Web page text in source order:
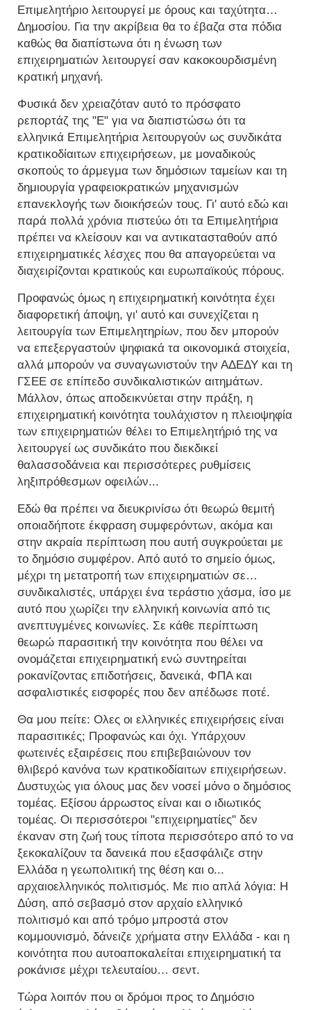
Επιμελητήριο λειτουργεί με όρους και ταχύτητα…
Δημοσίου. Για την ακρίβεια θα το έβαζα στα πόδια
καθώς θα διαπίστωνα ότι η ένωση των
επιχειρηματιών λειτουργεί σαν κακοκουρδισμένη
κρατική μηχανή.
Φυσικά δεν χρειαζόταν αυτό το πρόσφατο
ρεπορτάζ της "Ε" για να διαπιστώσω ότι τα
ελληνικά Επιμελητήρια λειτουργούν ως συνδικάτα
κρατικοδίαιτων επιχειρήσεων, με μοναδικούς
σκοπούς το άρμεγμα των δημόσιων ταμείων και τη
δημιουργία γραφειοκρατικών μηχανισμών
επανεκλογής των διοικήσεών τους. Γι' αυτό εδώ και
παρά πολλά χρόνια πιστεύω ότι τα Επιμελητήρια
πρέπει να κλείσουν και να αντικατασταθούν από
επιχειρηματικές λέσχες που θα απαγορεύεται να
διαχειρίζονται κρατικούς και ευρωπαϊκούς πόρους.
Προφανώς όμως η επιχειρηματική κοινότητα έχει
διαφορετική άποψη, γι' αυτό και συνεχίζεται η
λειτουργία των Επιμελητηρίων, που δεν μπορούν
να επεξεργαστούν ψηφιακά τα οικονομικά στοιχεία,
αλλά μπορούν να συναγωνιστούν την ΑΔΕΔΥ και τη
ΓΣΕΕ σε επίπεδο συνδικαλιστικών αιτημάτων.
Μάλλον, όπως αποδεικνύεται στην πράξη, η
επιχειρηματική κοινότητα τουλάχιστον η πλειοψηφία
των επιχειρηματιών θέλει το Επιμελητήριό της να
λειτουργεί ως συνδικάτο που διεκδικεί
θαλασσοδάνεια και περισσότερες ρυθμίσεις
ληξιπρόθεσμων οφειλών...
Εδώ θα πρέπει να διευκρινίσω ότι θεωρώ θεμιτή
οποιαδήποτε έκφραση συμφερόντων, ακόμα και
στην ακραία περίπτωση που αυτή συγκρούεται με
το δημόσιο συμφέρον. Από αυτό το σημείο όμως,
μέχρι τη μετατροπή των επιχειρηματιών σε…
συνδικαλιστές, υπάρχει ένα τεράστιο χάσμα, ίσο με
αυτό που χωρίζει την ελληνική κοινωνία από τις
ανεπτυγμένες κοινωνίες. Σε κάθε περίπτωση
θεωρώ παρασιτική την κοινότητα που θέλει να
ονομάζεται επιχειρηματική ενώ συντηρείται
ροκανίζοντας επιδοτήσεις, δανεικά, ΦΠΑ και
ασφαλιστικές εισφορές που δεν απέδωσε ποτέ.
Θα μου πείτε: Ολες οι ελληνικές επιχειρήσεις είναι
παρασιτικές; Προφανώς και όχι. Υπάρχουν
φωτεινές εξαιρέσεις που επιβεβαιώνουν τον
θλιβερό κανόνα των κρατικοδίαιτων επιχειρήσεων.
Δυστυχώς για όλους μας δεν νοσεί μόνο ο δημόσιος
τομέας. Εξίσου άρρωστος είναι και ο ιδιωτικός
τομέας. Οι περισσότεροι "επιχειρηματίες" δεν
έκαναν στη ζωή τους τίποτα περισσότερο από το να
ξεκοκαλίζουν τα δανεικά που εξασφάλιζε στην
Ελλάδα η γεωπολιτική της θέση και ο...
αρχαιοελληνικός πολιτισμός. Με πιο απλά λόγια: Η
Δύση, από σεβασμό στον αρχαίο ελληνικό
πολιτισμό και από τρόμο μπροστά στον
κομμουνισμό, δάνειζε χρήματα στην Ελλάδα - και η
κοινότητα που αυτοαποκαλείται επιχειρηματική τα
ροκάνισε μέχρι τελευταίου… σεντ.
Τώρα λοιπόν που οι δρόμοι προς το Δημόσιο